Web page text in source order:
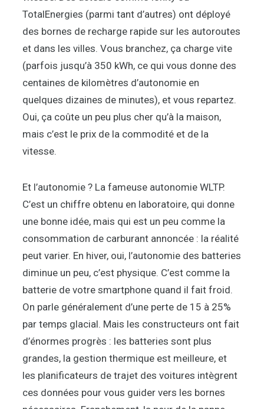
TotalEnergies (parmi tant d’autres) ont déployé
des bornes de recharge rapide sur les autoroutes
et dans les villes. Vous branchez, ça charge vite
(parfois jusqu’à 350 kWh, ce qui vous donne des
centaines de kilomètres d’autonomie en
quelques dizaines de minutes), et vous repartez.
Oui, ça coûte un peu plus cher qu’à la maison,
mais c’est le prix de la commodité et de la
vitesse.
Et l’autonomie ? La fameuse autonomie WLTP.
C’est un chiffre obtenu en laboratoire, qui donne
une bonne idée, mais qui est un peu comme la
consommation de carburant annoncée : la réalité
peut varier. En hiver, oui, l’autonomie des batteries
diminue un peu, c’est physique. C’est comme la
batterie de votre smartphone quand il fait froid.
On parle généralement d’une perte de 15 à 25%
par temps glacial. Mais les constructeurs ont fait
d’énormes progrès : les batteries sont plus
grandes, la gestion thermique est meilleure, et
les planificateurs de trajet des voitures intègrent
ces données pour vous guider vers les bornes